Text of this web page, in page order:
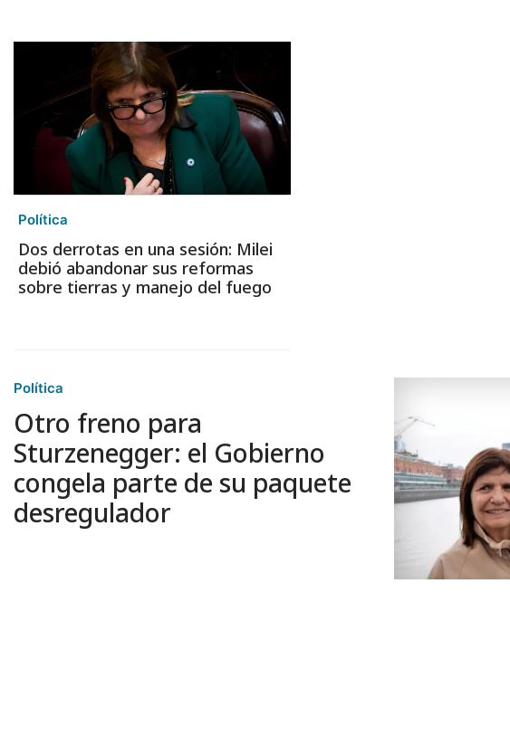
Política
Dos derrotas en una sesión: Milei
debió abandonar sus reformas
sobre tierras y manejo del fuego
Política
Otro freno para
Sturzenegger: el Gobierno
congela parte de su paquete
desregulador